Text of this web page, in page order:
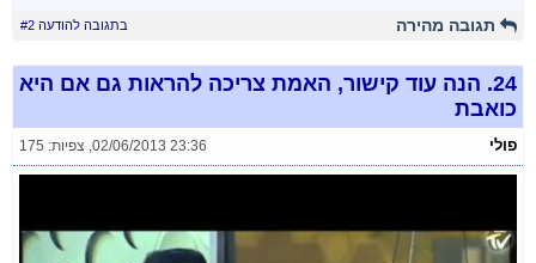
תגובה מהירה בתגובה להודעה #2
24. הנה עוד קישור, האמת צריכה להראות גם אם היא
כואבת
פולי 02/06/2013 23:36
, צפיות: 175